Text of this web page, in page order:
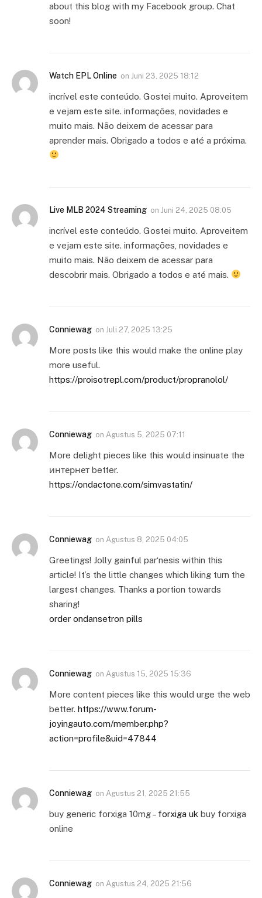
about this blog with my Facebook group. Chat
soon!
Watch EPL Online on Juni 23, 2025 18:12
incrível este conteúdo. Gostei muito. Aproveitem
e vejam este site. informações, novidades e
muito mais. Não deixem de acessar para
aprender mais. Obrigado a todos e até a próxima.
Live MLB 2024 Streaming on Juni 24, 2025 08:05
incrível este conteúdo. Gostei muito. Aproveitem
e vejam este site. informações, novidades e
muito mais. Não deixem de acessar para
descobrir mais. Obrigado a todos e até mais.
Conniewag on Juli 27, 2025 13:25
More posts like this would make the online play
more useful.
https://proisotrepl.com/product/propranolol/
Conniewag on Agustus 5, 2025 07:11
More delight pieces like this would insinuate the
интернет better.
https://ondactone.com/simvastatin/
Conniewag on Agustus 8, 2025 04:05
Greetings! Jolly gainful par‘nesis within this
article! It’s the little changes which liking turn the
largest changes. Thanks a portion towards
sharing!
order ondansetron pills
Conniewag on Agustus 15, 2025 15:36
More content pieces like this would urge the web
better. https://www.forum-
joyingauto.com/member.php?
action=profile&uid=47844
Conniewag on Agustus 21, 2025 21:55
buy generic forxiga 10mg – forxiga uk buy forxiga
online
Conniewag on Agustus 24, 2025 21:56